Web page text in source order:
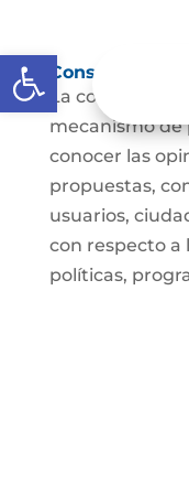
Abrir barra de
Consulta
La consulta a
mecanismo
conocer las
propuestas,
usuarios,
con respecto a
políticas,